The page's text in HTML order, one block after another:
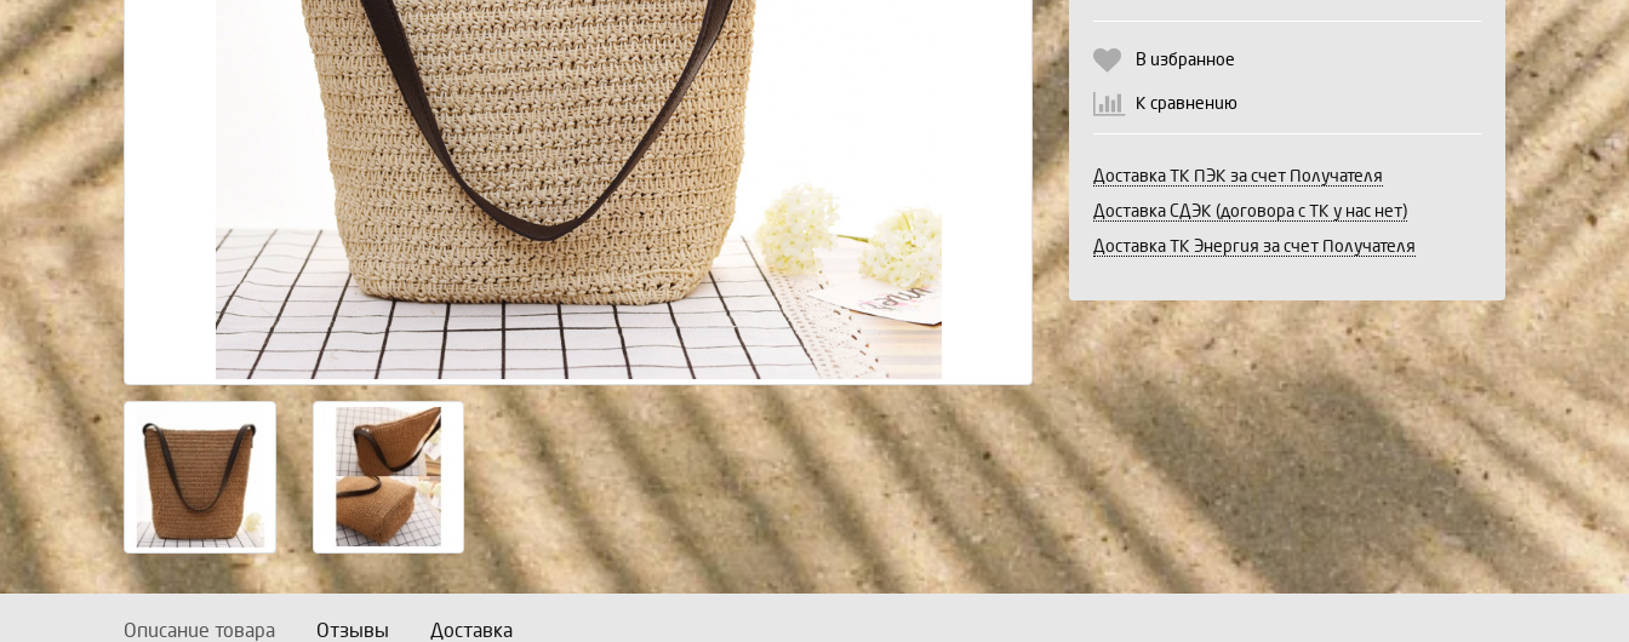
Продолжить Отмена
В избранное
К сравнению
Доставка ТК ПЭК за счет Получателя
Доставка СДЭК (договора с ТК у нас нет)
Доставка ТК Энергия за счет Получателя
Описание товара Отзывы Доставка